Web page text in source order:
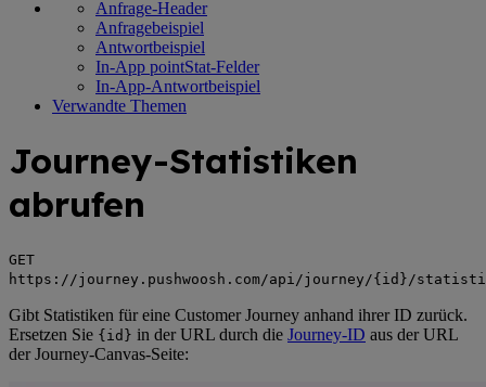
Anfrage-Header
Anfragebeispiel
Antwortbeispiel
In-App pointStat-Felder
In-App-Antwortbeispiel
Verwandte Themen
Journey-Statistiken
abrufen
GET
https://journey.pushwoosh.com/api/journey/{id}/
Gibt Statistiken für eine Customer Journey anhand ihrer ID zurück.
Ersetzen Sie {id} in der URL durch die Journey-ID aus der URL
der Journey-Canvas-Seite: